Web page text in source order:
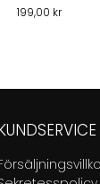
199,00 kr